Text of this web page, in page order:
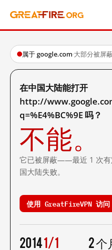
属于 google.com·大部分被屏
在中国大陆能打开
http://
q=%E4%BC%9E 吗？
不能。
它已被屏蔽——最近 1 次有
国大陆失败。
使用 GreatFireVPN 访
20141/1 2 个